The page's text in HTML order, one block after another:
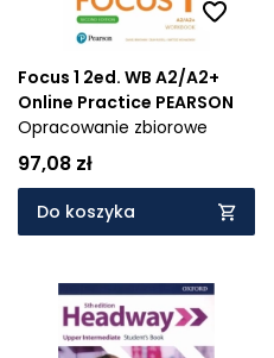
Focus 1 2ed. WB A2/A2+
Online Practice PEARSON
Opracowanie zbiorowe
97,08 zł
Do koszyka